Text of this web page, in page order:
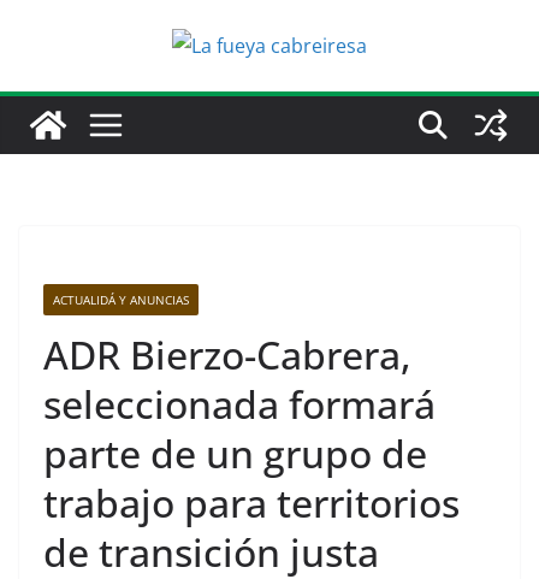
ACTUALIDÁ Y ANUNCIAS
ADR Bierzo-Cabrera,
seleccionada formará
parte de un grupo de
trabajo para territorios
de transición justa